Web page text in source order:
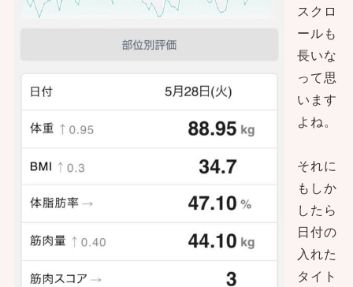
スクロ
ールも
長いな
って思
います
よね。
それに
もしか
したら
日付の
入れた
タイト